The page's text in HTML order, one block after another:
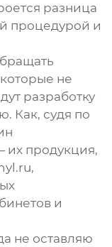
разница
процедурой и
не
разработку
Как, судя по
их продукция,
,
и
не оставляю